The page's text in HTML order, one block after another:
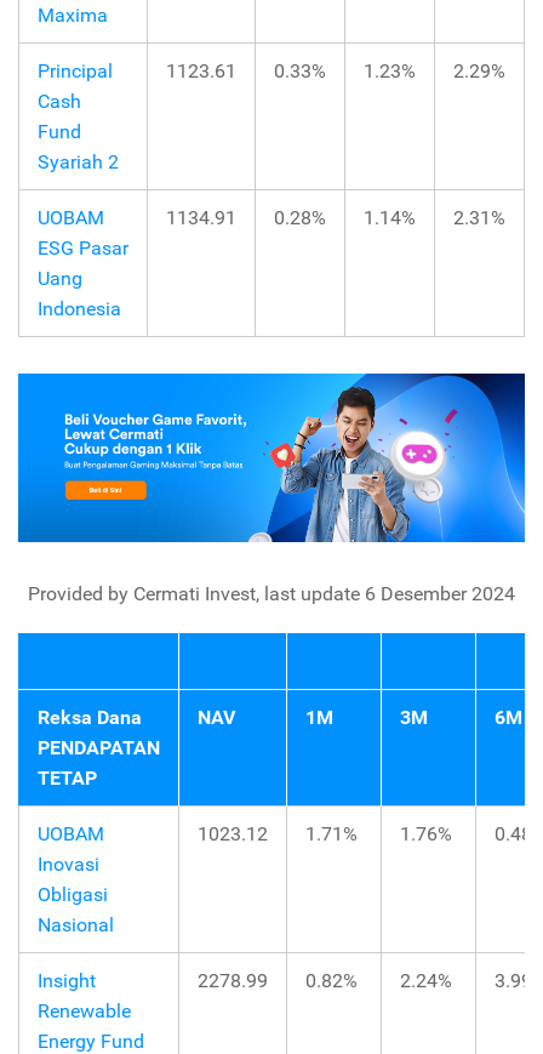
Maxima
Principal
Cash
Fund
Syariah 2
1123.61 0.33% 1.23% 2.29%
UOBAM
ESG Pasar
Uang
Indonesia
1134.91 0.28% 1.14% 2.31%
Provided by Cermati Invest, last update 6 Desember 2024
Reksa Dana
PENDAPATAN
TETAP
NAV 1M 3M 6M
UOBAM
Inovasi
Obligasi
Nasional
1023.12 1.71% 1.76%
Insight
Renewable
Energy Fund
2278.99 0.82% 2.24%